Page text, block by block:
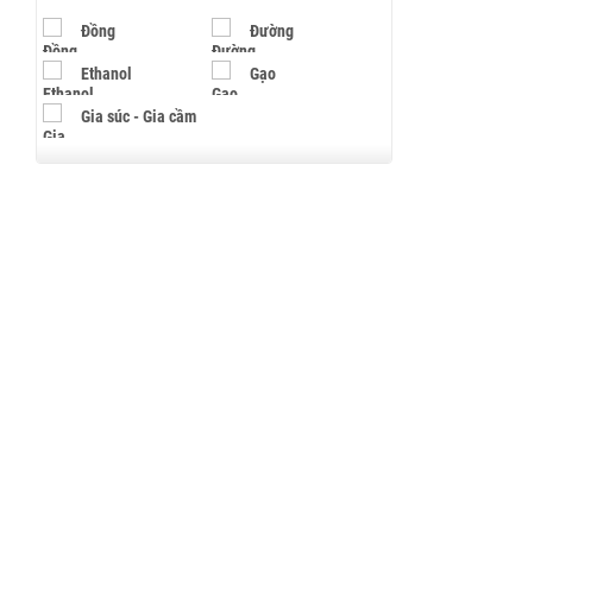
Đồng Đường
Ethanol Gạo
Gia súc - Gia cầm